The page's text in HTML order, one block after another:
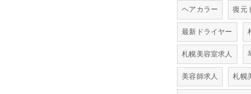
ヘアカラー 復元
最新ドライヤー
札幌美容室求人
美容師求人 札幌